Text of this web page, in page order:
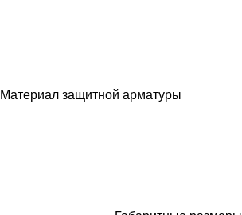
Материал защитной арматуры